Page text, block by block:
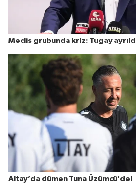
Meclis grubunda kriz: Tugay
Altay’da dümen Tuna Üzümcü’de!